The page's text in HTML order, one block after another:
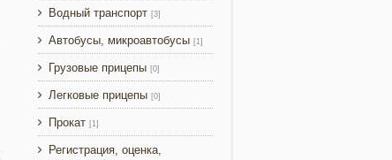
Водный транспорт [3]
Автобусы, микроавтобусы [1]
Грузовые прицепы [0]
Легковые прицепы [0]
Прокат [1]
Регистрация, оценка,